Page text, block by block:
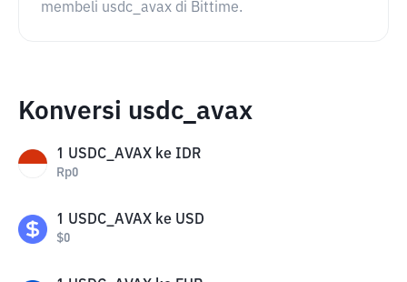
membeli usdc_avax di Bittime.
Konversi usdc_avax
1 USDC_AVAX ke IDR
Rp0
1 USDC_AVAX ke USD
$0